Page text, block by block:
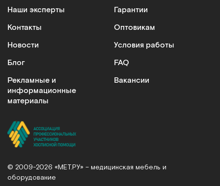
Наши эксперты
Контакты
Новости
Блог
Рекламные и
информационные
материалы
Гарантии
Оптовикам
Условия работы
FAQ
Вакансии
© 2009-2026 «МЕТ.РУ» – медицинская мебель и
оборудование